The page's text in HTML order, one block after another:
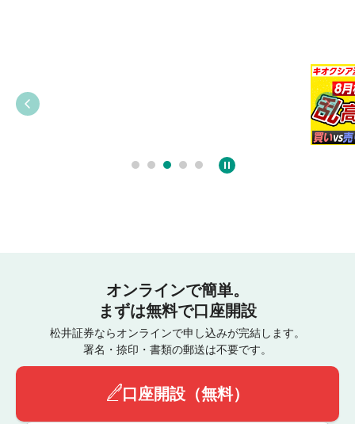
オンラインで簡単。
まずは無料で口座開設
松井証券ならオンラインで申し込みが完結します。
署名・捺印・書類の郵送は不要です。
口座開設（無料）